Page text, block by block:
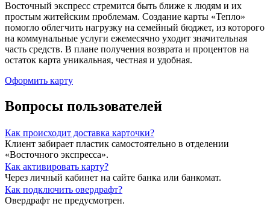
Восточный экспресс стремится быть ближе к людям и их
простым житейским проблемам. Создание карты «Тепло»
помогло облегчить нагрузку на семейный бюджет, из которого
на коммунальные услуги ежемесячно уходит значительная
часть средств. В плане получения возврата и процентов на
остаток карта уникальная, честная и удобная.
Оформить карту
Вопросы пользователей
Как происходит доставка карточки?
Клиент забирает пластик самостоятельно в отделении
«Восточного экспресса».
Как активировать карту?
Через личный кабинет на сайте банка или банкомат.
Как подключить овердрафт?
Овердрафт не предусмотрен.